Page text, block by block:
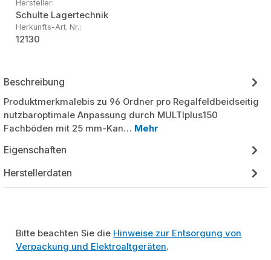
Hersteller:
Schulte Lagertechnik
Herkunfts-Art. Nr.:
12130
Beschreibung
Produktmerkmalebis zu 96 Ordner pro Regalfeldbeidseitig
nutzbaroptimale Anpassung durch MULTIplus150
Fachböden mit 25 mm-Kan… Mehr
Eigenschaften
Herstellerdaten
Bitte beachten Sie die Hinweise zur Entsorgung von
Verpackung und Elektroaltgeräten.